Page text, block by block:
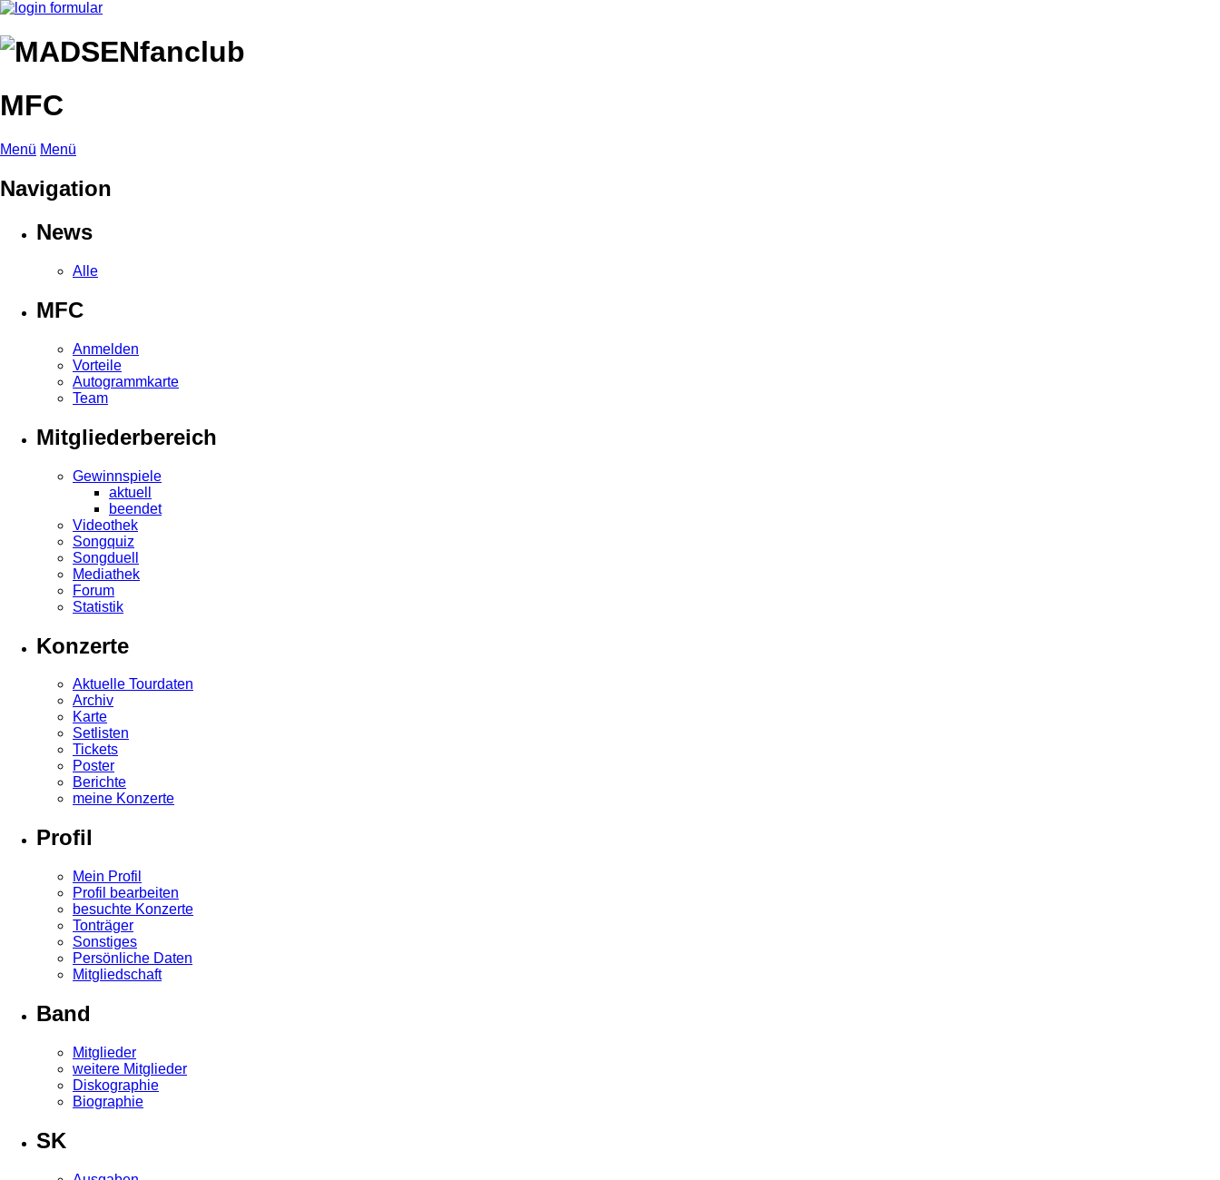
MFC
Menü Menü
Navigation
News
Alle
MFC
Anmelden
Vorteile
Autogrammkarte
Team
Mitgliederbereich
Gewinnspiele
aktuell
beendet
Videothek
Songquiz
Songduell
Mediathek
Forum
Statistik
Konzerte
Aktuelle Tourdaten
Archiv
Karte
Setlisten
Tickets
Poster
Berichte
meine Konzerte
Profil
Mein Profil
Profil bearbeiten
besuchte Konzerte
Tonträger
Sonstiges
Persönliche Daten
Mitgliedschaft
Band
Mitglieder
weitere Mitglieder
Diskographie
Biographie
SK